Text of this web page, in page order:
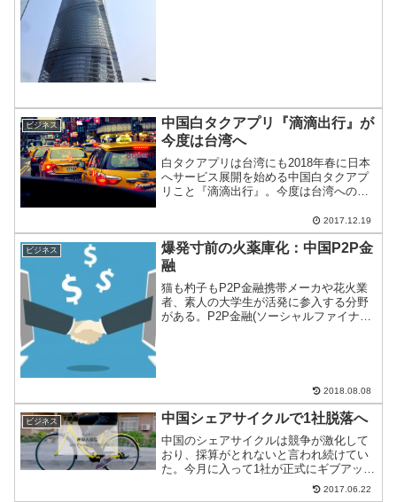
ビジネス
中国白タクアプリ『滴滴出行』が
今度は台湾へ
白タクアプリは台湾にも2018年春に日本
へサービス展開を始める中国白タクアプ
リこと『滴滴出行』。今度は台湾への進
ている。サービスへの注目は高いが、ど
うなるのだろうか？
2017.12.19
ビジネス
爆発寸前の火薬庫化：中国P2P金
融
猫も杓子もP2P金融携帯メーカや花火業
者、素人の大学生が活発に参入する分野
がある。P2P金融(ソーシャルファイナン
2018.08.08
ビジネス 中国シェアサイクルで1社脱落へ
中国のシェアサイクルは競争が激化して
おり、採算がとれないと言われ続けてい
た。今月に入って1社が正式にギブアップ
宣言をした。次はどこが脱落するのだろ
2017.06.22